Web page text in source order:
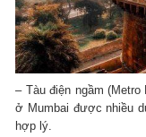
– Tàu điện ngầm
ở Mumbai được nhiều
hợp lý.